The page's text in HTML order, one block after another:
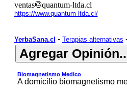
ventas quantum-ltda.cl
https://www.quantum-ltda.cl/
YerbaSana.cl - Terapias alternativas
Biomagnetismo Medico
A domicilio biomagnetismo